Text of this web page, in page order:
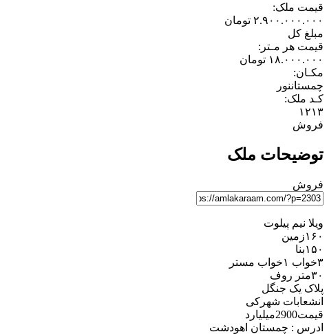
قیمت ملک:
۲.۹۰۰.۰۰۰.۰۰۰ تومان
مبلغ کل
قیمت هر مـتر:
۱۸.۰۰۰.۰۰۰ تومان
مکـان:
چمستاننور
کـد ملک:
۱۲۱۳
فروش
توضیحات ملک
فروش
ویلا نیم پیلوت
۱۶۰زمین
۱۵۰بنا
۳خواب ۱خواب مستر
۳۰متر روف
پلاک یک جنگل
انشعابات شهرکی
قیمت2900میلیارد
ادرس : چمستان اهودشت